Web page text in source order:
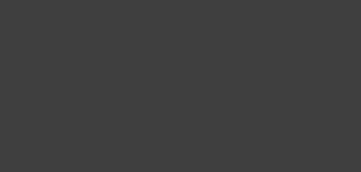
get started and I'll show you a
innovation partners like